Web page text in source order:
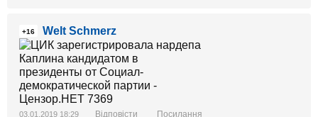
+16 Welt Schmerz
03.01.2019 18:29 Відповісти Посилання